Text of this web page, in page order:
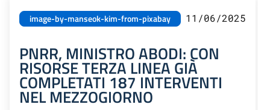
image-by-manseok-kim-from-pixabay 11/06/2025
PNRR, MINISTRO ABODI: CON
RISORSE TERZA LINEA GIÀ
COMPLETATI 187 INTERVENTI
NEL MEZZOGIORNO